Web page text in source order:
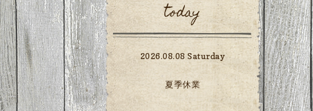
today
2026.08.08 Saturday
夏季休業